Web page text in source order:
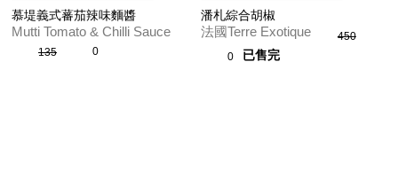
慕堤義式蕃茄辣味麵醬
Mutti Tomato & Chilli Sauce
135 0
潘札綜合胡椒
法國Terre Exotique
450
0
已售完